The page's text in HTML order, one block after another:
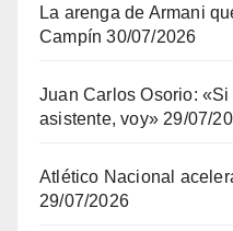
La arenga de Armani
Campín 30/07/2026
Juan Carlos Osorio:
asistente, voy» 29/07/
Atlético Nacional
29/07/2026